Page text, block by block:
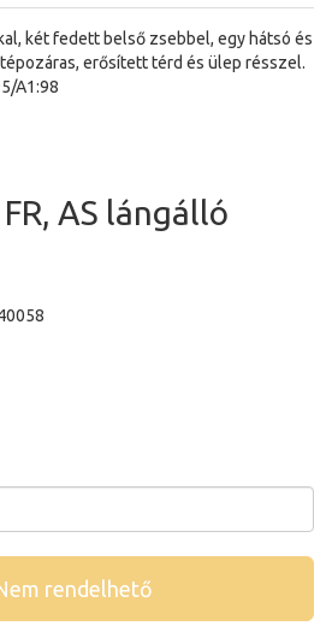
két fedett belső zsebbel, egy hátsó és
erősített térd és ülep résszel.
A1:98
AS lángálló
rendelhető